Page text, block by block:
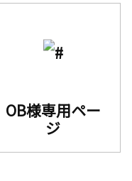
OB様専用ペー
ジ